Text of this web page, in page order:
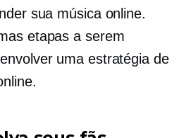
sua música online.
etapas a serem
uma estratégia de